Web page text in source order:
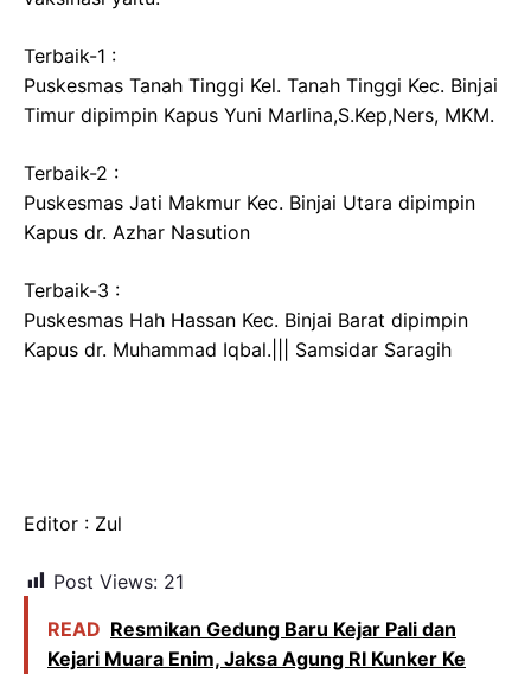
Terbaik-1 :
Puskesmas Tanah Tinggi Kel. Tanah Tinggi Kec. Binjai
Timur dipimpin Kapus Yuni Marlina,S.Kep,Ners, MKM.
Terbaik-2 :
Puskesmas Jati Makmur Kec. Binjai Utara dipimpin
Kapus dr. Azhar Nasution
Terbaik-3 :
Puskesmas Hah Hassan Kec. Binjai Barat dipimpin
Kapus dr. Muhammad Iqbal.||| Samsidar Saragih
Editor : Zul
Post Views: 21
READ Resmikan Gedung Baru Kejar Pali dan
Kejari Muara Enim, Jaksa Agung RI Kunker Ke